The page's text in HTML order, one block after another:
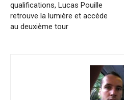
qualifications, Lucas Pouille
retrouve la lumière et accède
au deuxième tour